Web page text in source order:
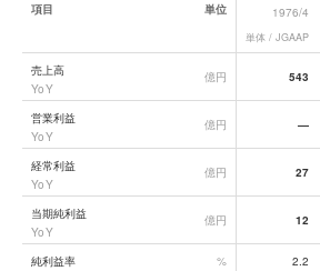
豊田合成
項目 単位 1976/4
単体 / JGAAP
売上高
YoY
億円 543
営業利益
YoY
億円 —
経常利益
YoY
億円 27
当期純利益
YoY
億円 12
純利益率 % 2.2